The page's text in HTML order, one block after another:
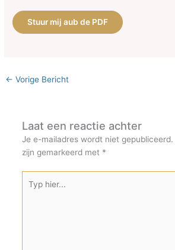
Stuur mij aub de PDF
← Vorige Bericht
Laat een reactie achter
Je e-mailadres wordt niet gepubliceerd.
zijn gemarkeerd met *
hier...